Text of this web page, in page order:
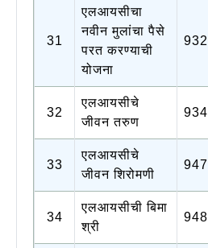
31
एलआयसीचा
नवीन मुलांचा पैसे
परत करण्याची
योजना
932
32
एलआयसीचे
जीवन तरुण
934
33
एलआयसीचे
जीवन शिरोमणी
947
34
एलआयसीची बिमा
श्री
948